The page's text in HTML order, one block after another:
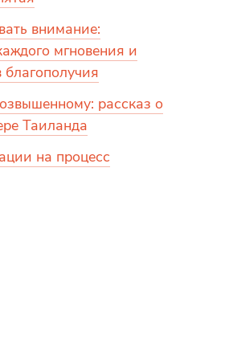
внимание:
мгновения и
благополучия
рассказ о
Таиланда
на процесс